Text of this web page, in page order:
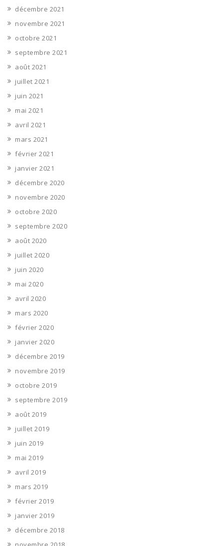
décembre 2021
novembre 2021
octobre 2021
septembre 2021
août 2021
juillet 2021
juin 2021
mai 2021
avril 2021
mars 2021
février 2021
janvier 2021
décembre 2020
novembre 2020
octobre 2020
septembre 2020
août 2020
juillet 2020
juin 2020
mai 2020
avril 2020
mars 2020
février 2020
janvier 2020
décembre 2019
novembre 2019
octobre 2019
septembre 2019
août 2019
juillet 2019
juin 2019
mai 2019
avril 2019
mars 2019
février 2019
janvier 2019
décembre 2018